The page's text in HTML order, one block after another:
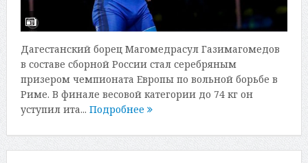
Дагестанский борец Магомедрасул Газимагомедов
в составе сборной России стал серебряным
призером чемпионата Европы по вольной борьбе в
Риме. В финале весовой категории до 74 кг он
уступил ита... Подробнее